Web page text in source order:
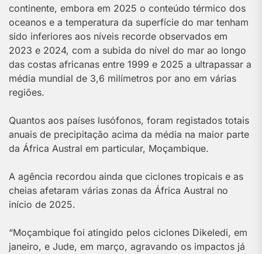
continente, embora em 2025 o conteúdo térmico dos
oceanos e a temperatura da superfície do mar tenham
sido inferiores aos níveis recorde observados em
2023 e 2024, com a subida do nível do mar ao longo
das costas africanas entre 1999 e 2025 a ultrapassar a
média mundial de 3,6 milímetros por ano em várias
regiões.
Quantos aos países lusófonos, foram registados totais
anuais de precipitação acima da média na maior parte
da África Austral em particular, Moçambique.
A agência recordou ainda que ciclones tropicais e as
cheias afetaram várias zonas da África Austral no
início de 2025.
“Moçambique foi atingido pelos ciclones Dikeledi, em
janeiro, e Jude, em março, agravando os impactos já